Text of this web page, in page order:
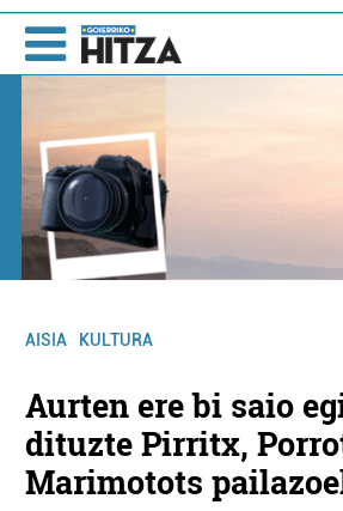
AISIA KULTURA
Aurten ere bi saio
dituzte Pirritx,
Marimotots